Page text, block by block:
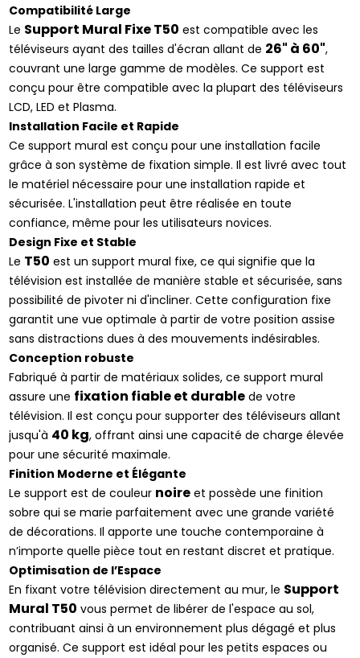
Compatibilité Large
Le Support Mural Fixe T50 est compatible avec les
téléviseurs ayant des tailles d'écran allant de 26" à 60",
couvrant une large gamme de modèles. Ce support est
conçu pour être compatible avec la plupart des téléviseurs
LCD, LED et Plasma.
Installation Facile et Rapide
Ce support mural est conçu pour une installation facile
grâce à son système de fixation simple. Il est livré avec tout
le matériel nécessaire pour une installation rapide et
sécurisée. L'installation peut être réalisée en toute
confiance, même pour les utilisateurs novices.
Design Fixe et Stable
Le T50 est un support mural fixe, ce qui signifie que la
télévision est installée de manière stable et sécurisée, sans
possibilité de pivoter ni d'incliner. Cette configuration fixe
garantit une vue optimale à partir de votre position assise
sans distractions dues à des mouvements indésirables.
Conception robuste
Fabriqué à partir de matériaux solides, ce support mural
assure une fixation fiable et durable de votre
télévision. Il est conçu pour supporter des téléviseurs allant
jusqu'à 40 kg, offrant ainsi une capacité de charge élevée
pour une sécurité maximale.
Finition Moderne et Élégante
Le support est de couleur noire et possède une finition
sobre qui se marie parfaitement avec une grande variété
de décorations. Il apporte une touche contemporaine à
n’importe quelle pièce tout en restant discret et pratique.
Optimisation de l’Espace
En fixant votre télévision directement au mur, le Support
Mural T50 vous permet de libérer de l'espace au sol,
contribuant ainsi à un environnement plus dégagé et plus
organisé. Ce support est idéal pour les petits espaces ou